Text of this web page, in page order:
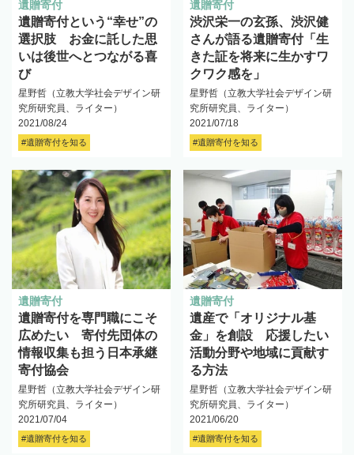
遺贈寄付
遺贈寄付という“幸せ”の
選択肢 お金に託した思
いは後世へとつながる喜
び
星野哲（立教大学社会デザイン研
究所研究員、ライター）
2021/08/24
#遺贈寄付を知る
遺贈寄付
渋沢栄一の玄孫、渋沢健
さんが語る遺贈寄付「生
きた証を将来に生かすワ
クワク感を」
星野哲（立教大学社会デザイン研
究所研究員、ライター）
2021/07/18
#遺贈寄付を知る
遺贈寄付
遺贈寄付を専門職にこそ
広めたい 寄付先団体の
情報収集も担う日本承継
寄付協会
星野哲（立教大学社会デザイン研
究所研究員、ライター）
2021/07/04
#遺贈寄付を知る
遺贈寄付
遺産で「オリジナル基
金」を創設 応援したい
活動分野や地域に貢献す
る方法
星野哲（立教大学社会デザイン研
究所研究員、ライター）
2021/06/20
#遺贈寄付を知る